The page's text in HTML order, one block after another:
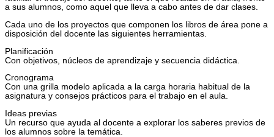
a sus alumnos, como aquel que lleva a cabo antes de dar clases.
Cada uno de los proyectos que componen los libros de área pone a
disposición del docente las siguientes herramientas.
Planificación
Con objetivos, núcleos de aprendizaje y secuencia didáctica.
Cronograma
Con una grilla modelo aplicada a la carga horaria habitual de la
asignatura y consejos prácticos para el trabajo en el aula.
Ideas previas
Un recurso que ayuda al docente a explorar los saberes previos de
los alumnos sobre la temática.